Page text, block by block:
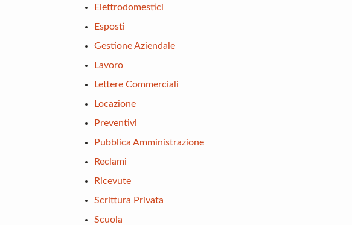
Elettrodomestici
Esposti
Gestione Aziendale
Lavoro
Lettere Commerciali
Locazione
Preventivi
Pubblica Amministrazione
Reclami
Ricevute
Scrittura Privata
Scuola